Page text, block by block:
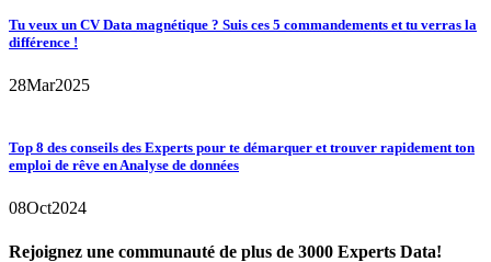
Tu veux un CV Data magnétique ? Suis ces 5 commandements et tu verras la
différence !
28Mar2025
Top 8 des conseils des Experts pour te démarquer et trouver rapidement ton
emploi de rêve en Analyse de données
08Oct2024
Rejoignez une communauté de plus de 3000 Experts Data!